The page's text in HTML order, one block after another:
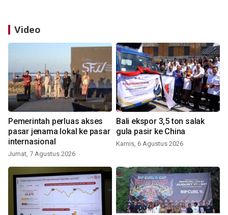
Video
Pemerintah perluas akses
pasar jenama lokal ke pasar
internasional
Jumat, 7 Agustus 2026
Bali ekspor 3,5 ton salak
gula pasir ke China
Kamis, 6 Agustus 2026